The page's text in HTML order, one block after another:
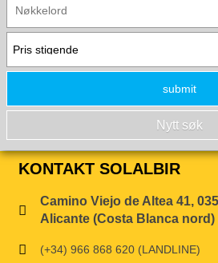
KONTAKT SOLALBIR
Camino Viejo de Altea 41,
Alicante (Costa Blanca nord)
(+34) 966 868 620 (LANDLINE)